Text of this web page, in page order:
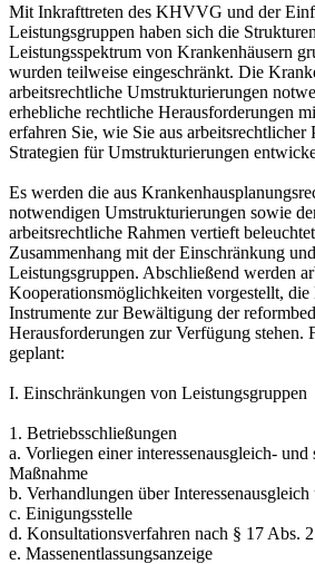
Mit Inkrafttreten des KHVVG und der
Leistungsgruppen haben sich die
Leistungsspektrum von Krankenhäusern
wurden teilweise eingeschränkt. Die
arbeitsrechtliche Umstrukturierungen
erhebliche rechtliche Herausforderungen
erfahren Sie, wie Sie aus arbeitsrechtlicher
Strategien für Umstrukturierungen
Es werden die aus
notwendigen Umstrukturierungen sowie
arbeitsrechtliche Rahmen vertieft
Zusammenhang mit der Einschränkung
Leistungsgruppen. Abschließend werden
Kooperationsmöglichkeiten vorgestellt, die
Instrumente zur Bewältigung der
Herausforderungen zur Verfügung stehen.
geplant:
I. Einschränkungen von Leistungsgruppen
1. Betriebsschließungen
a. Vorliegen einer interessenausgleich-
Maßnahme
b. Verhandlungen über
c. Einigungsstelle
d. Konsultationsverfahren nach § 17 Abs.
e. Massenentlassungsanzeige